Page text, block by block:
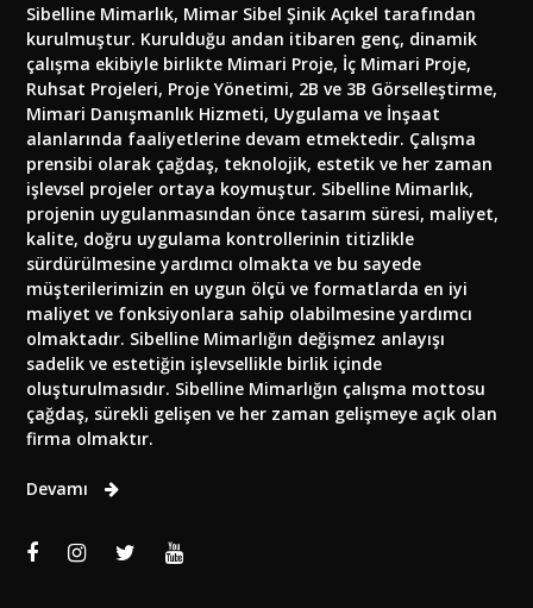
Sibelline Mimarlık, Mimar Sibel Şinik Açıkel tarafından
kurulmuştur. Kurulduğu andan itibaren genç, dinamik
çalışma ekibiyle birlikte Mimari Proje, İç Mimari Proje,
Ruhsat Projeleri, Proje Yönetimi, 2B ve 3B Görselleştirme,
Mimari Danışmanlık Hizmeti, Uygulama ve İnşaat
alanlarında faaliyetlerine devam etmektedir. Çalışma
prensibi olarak çağdaş, teknolojik, estetik ve her zaman
işlevsel projeler ortaya koymuştur. Sibelline Mimarlık,
projenin uygulanmasından önce tasarım süresi, maliyet,
kalite, doğru uygulama kontrollerinin titizlikle
sürdürülmesine yardımcı olmakta ve bu sayede
müşterilerimizin en uygun ölçü ve formatlarda en iyi
maliyet ve fonksiyonlara sahip olabilmesine yardımcı
olmaktadır. Sibelline Mimarlığın değişmez anlayışı
sadelik ve estetiğin işlevsellikle birlik içinde
oluşturulmasıdır. Sibelline Mimarlığın çalışma mottosu
çağdaş, sürekli gelişen ve her zaman gelişmeye açık olan
firma olmaktır.
Devamı